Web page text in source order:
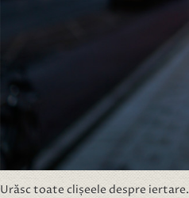
Urăsc toate clișeele despre iertare.